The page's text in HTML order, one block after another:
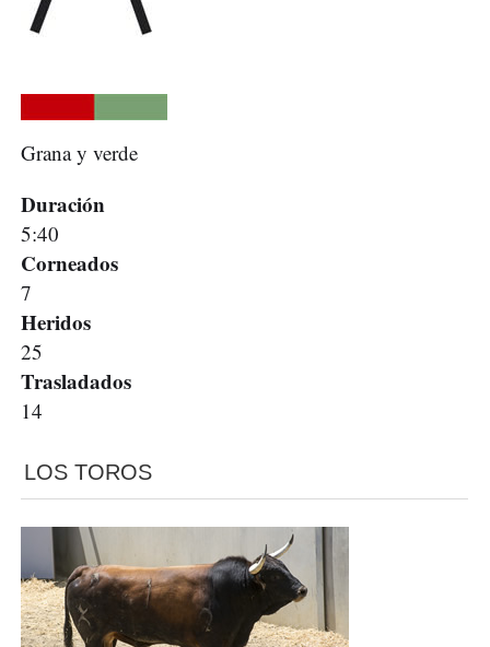
Grana y verde
Duración
5:40
Corneados
7
Heridos
25
Trasladados
14
LOS TOROS